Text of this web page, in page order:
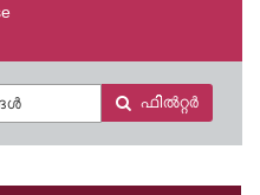
ഫിൽറ്റർ